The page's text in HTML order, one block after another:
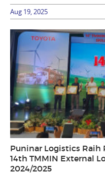
Aug 19, 2025
Puninar Logistics Raih
14th TMMIN External
2024/2025